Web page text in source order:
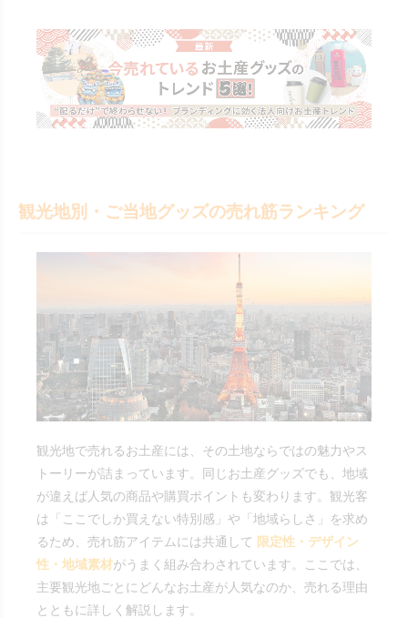
観光地別・ご当地グッズの売れ筋ランキング
観光地で売れるお土産には、その土地ならではの魅力やス
トーリーが詰まっています。同じお土産グッズでも、地域
が違えば人気の商品や購買ポイントも変わります。観光客
は「ここでしか買えない特別感」や「地域らしさ」を求め
るため、売れ筋アイテムには共通して 限定性・デザイン
性・地域素材がうまく組み合わされています。ここでは、
主要観光地ごとにどんなお土産が人気なのか、売れる理由
とともに詳しく解説します。